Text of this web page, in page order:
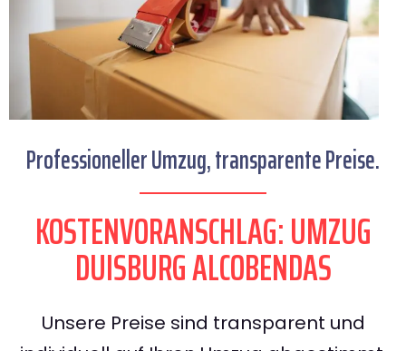
Professioneller Umzug, transparente Preise.
KOSTENVORANSCHLAG: UMZUG
DUISBURG ALCOBENDAS
Unsere Preise sind transparent und